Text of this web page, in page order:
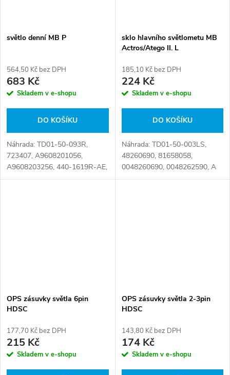
světlo denní MB P
564,50 Kč bez DPH
683 Kč
Skladem v e-shopu
DO KOŠÍKU
Náhrada: TD01-50-093R,
723407, A9608201056,
A9608203256, 440-1619R-AE,
4.66571, 960 820 10 56, 960
sklo hlavního světlometu MB
Actros/Atego II. L
185,10 Kč bez DPH
224 Kč
Skladem v e-shopu
DO KOŠÍKU
Náhrada: TD01-50-003LS,
48260690, 81658058,
0048260690, 0048262590, A
004 826 06 90, A 004 826 25
OPS zásuvky světla 6pin
HDSC
177,70 Kč bez DPH
215 Kč
Skladem v e-shopu
OPS zásuvky světla 2-3pin
HDSC
143,80 Kč bez DPH
174 Kč
Skladem v e-shopu